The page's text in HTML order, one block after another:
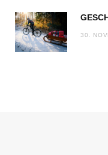
30.